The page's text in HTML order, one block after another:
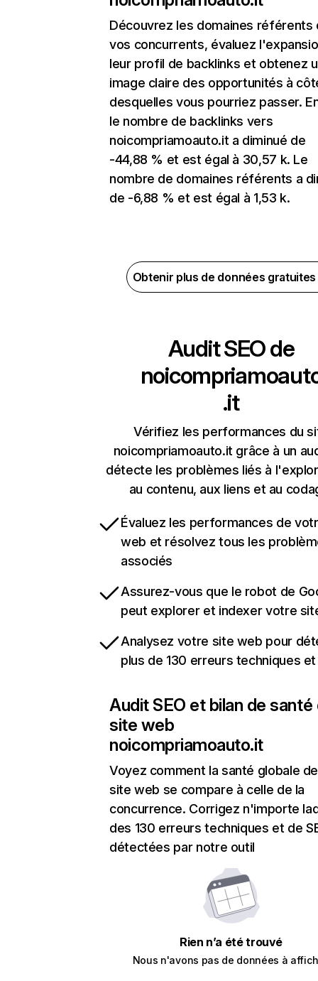
Découvrez les domaines référents
vos concurrents, évaluez
leur profil de backlinks et obtenez
image claire des opportunités à
desquelles vous pourriez passer.
le nombre de backlinks vers
noicompriamoauto.it a diminué de
-44,88 % et est égal à 30,57 k. Le
nombre de domaines référents a
de -6,88 % et est égal à 1,53 k.
Obtenir plus de données
Audit SEO de
.it
Vérifiez les performances du
noicompriamoauto.it grâce à un
détecte les problèmes liés à
au contenu, aux liens et au
Évaluez les performances de
web et résolvez tous les
associés
Assurez-vous que le robot de
peut explorer et indexer votre
Analysez votre site web pour
plus de 130 erreurs techniques et
Audit SEO et bilan de santé
site web
noicompriamoauto.it
Voyez comment la santé globale
site web se compare à celle de la
concurrence. Corrigez n'importe
des 130 erreurs techniques et de
détectées par notre outil
Rien n’a été trouvé
Nous n'avons pas de données à